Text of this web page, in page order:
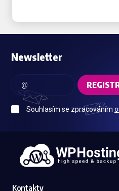
Newsletter
Souhlasím se zpracováním
Kontakty